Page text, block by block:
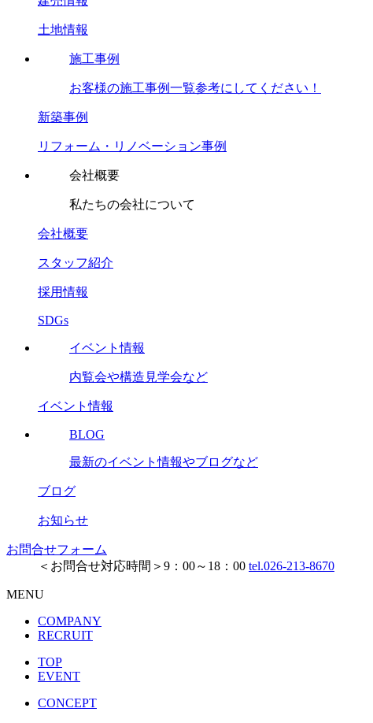
土地情報
施工事例
お客様の施工事例一覧参考にしてください！
新築事例
リフォーム・リノベーション事例
会社概要
私たちの会社について
会社概要
スタッフ紹介
採用情報
SDGs
イベント情報
内覧会や構造見学会など
イベント情報
BLOG
最新のイベント情報やブログなど
ブログ
お知らせ
お問合せフォーム
＜お問合せ対応時間＞9：00～18：00 tel.026-213-8670
MENU
COMPANY
RECRUIT
TOP
EVENT
CONCEPT